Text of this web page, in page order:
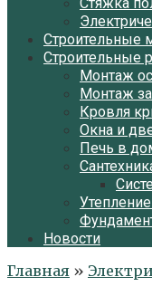
Строительные
Строительные
Монтаж
Монтаж
Кровля
Окна и
Печь в
Новости
Главная »